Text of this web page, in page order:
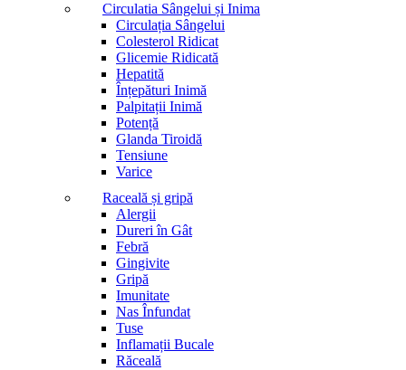
Circulatia Sângelui și Inima
Circulația Sângelui
Colesterol Ridicat
Glicemie Ridicată
Hepatită
Înțepături Inimă
Palpitații Inimă
Potență
Glanda Tiroidă
Tensiune
Varice
Raceală și gripă
Alergii
Dureri în Gât
Febră
Gingivite
Gripă
Imunitate
Nas Înfundat
Tuse
Inflamații Bucale
Răceală